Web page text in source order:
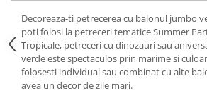
Botez
Halloween
Nunta
Paste
Decoreaza-ti petrecerea cu balonul jumbo
poti folosi la petreceri tematice Summer
Tropicale, petreceri cu dinozauri sau
verde este spectaculos prin marime si
folosesti individual sau combinat cu alte
avea un decor de zile mari.